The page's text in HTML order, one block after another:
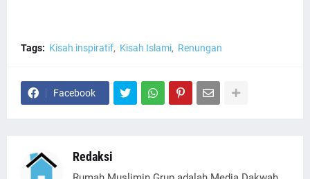
Tags: Kisah inspiratif Kisah Islami Renungan
Facebook
Redaksi